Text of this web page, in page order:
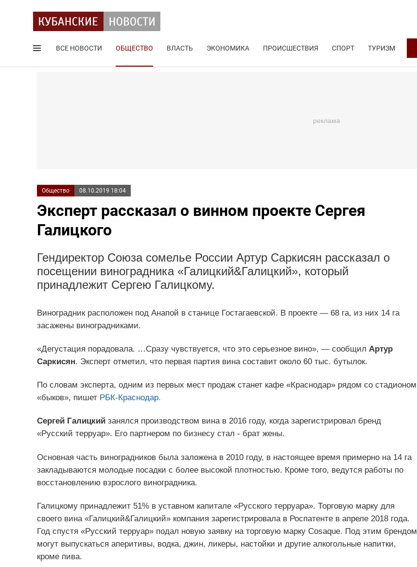
ВСЕ НОВОСТИ ОБЩЕСТВО ВЛАСТЬ ЭКОНОМИКА ПРОИСШЕСТВИЯ СПОРТ ТУРИЗМ
Общество 08.10.2019 18:04
Эксперт рассказал о винном проекте Сергея
Галицкого
Гендиректор Союза сомелье России Артур Саркисян рассказал о
посещении виноградника «Галицкий&Галицкий», который
принадлежит Сергею Галицкому.
Виноградник расположен под Анапой в станице Гостагаевской. В проекте — 68 га, из них 14 га
засажены виноградниками.
«Дегустация порадовала. …Сразу чувствуется, что это серьезное вино», — сообщил Артур
Саркисян. Эксперт отметил, что первая партия вина составит около 60 тыс. бутылок.
По словам эксперта, одним из первых мест продаж станет кафе «Краснодар» рядом со стадионом
«быков», пишет РБК-Краснодар.
Сергей Галицкий занялся производством вина в 2016 году, когда зарегистрировал бренд
«Русский терруар». Его партнером по бизнесу стал - брат жены.
Основная часть виноградников была заложена в 2010 году, в настоящее время примерно на 14 га
закладываются молодые посадки с более высокой плотностью. Кроме того, ведутся работы по
восстановлению взрослого виноградника.
Галицкому принадлежит 51% в уставном капитале «Русского терруара». Торговую марку для
своего вина «Галицкий&Галицкий» компания зарегистрировала в Роспатенте в апреле 2018 года.
Год спустя «Русский терруар» подал новую заявку на торговую марку Cosaque. Под этим брендом
могут выпускаться аперитивы, водка, джин, ликеры, настойки и другие алкогольные напитки,
кроме пива.